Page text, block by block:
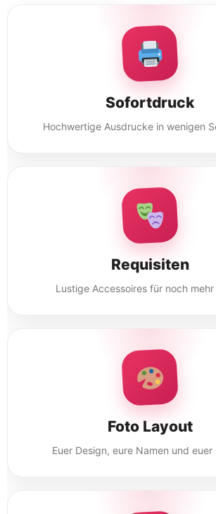
Sofortdruck
Hochwertige Ausdrucke in wenigen
Requisiten
Lustige Accessoires für noch
Foto Layout
Euer Design, eure Namen und euer